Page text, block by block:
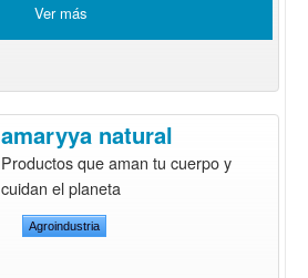
Ver más
amaryya natural
Productos que aman tu cuerpo y
cuidan el planeta
Agroindustria